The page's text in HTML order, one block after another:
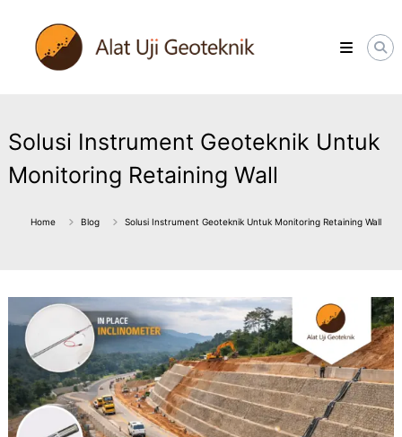
content
ALATUJIGEOTEKNIK.COM
DISTRIBUTOR
INSTRUMENT
Solusi Instrument Geoteknik Untuk
Monitoring Retaining Wall
Home Blog Solusi Instrument Geoteknik Untuk Monitoring Retaining Wall